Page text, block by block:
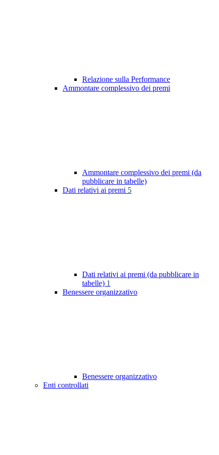
Relazione sulla Performance
Ammontare complessivo dei premi
Ammontare complessivo dei premi (da
pubblicare in tabelle)
Dati relativi ai premi 5
Dati relativi ai premi (da pubblicare in
tabelle) 1
Benessere organizzativo
Benessere organizzativo
Enti controllati